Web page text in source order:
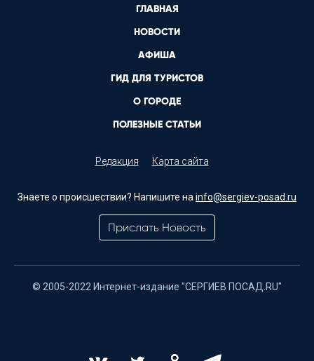
ГЛАВНАЯ
НОВОСТИ
АФИША
ГИД ДЛЯ ТУРИСТОВ
О ГОРОДЕ
ПОЛЕЗНЫЕ СТАТЬИ
Редакция Карта сайта
Знаете о происшествии? Напишите на info@sergiev-posad.ru
Прислать Новость
© 2005-2022 Интернет-издание "СЕРГИЕВ ПОСАД.RU"